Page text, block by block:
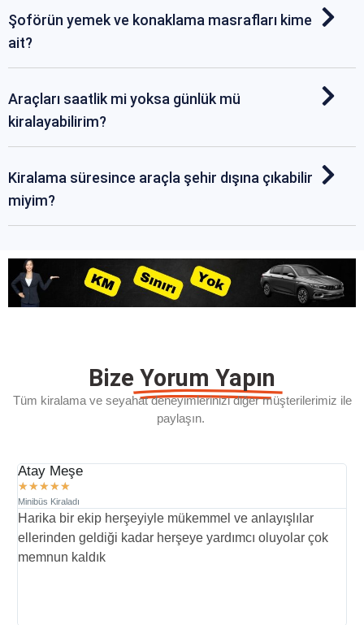
Şoförün yemek ve konaklama masrafları kime
ait?
Araçları saatlik mi yoksa günlük mü
kiralayabilirim?
Kiralama süresince araçla şehir dışına çıkabilir
miyim?
Bize Yorum Yapın
Tüm kiralama ve seyahat deneyimlerinizi diğer müşterilerimiz ile
paylaşın.
Atay Meşe
★★★★★
Minibüs Kiraladı
Harika bir ekip herşeyiyle mükemmel ve anlayışlılar
ellerinden geldiği kadar herşeye yardımcı oluyolar çok
memnun kaldık